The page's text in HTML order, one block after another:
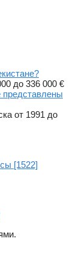
до 336 000 €
представлены
от 1991 до
[1522]